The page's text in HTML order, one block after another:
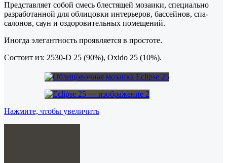
Представляет собой смесь блестящей мозаики, специально
разработанной для облицовки интерьеров, бассейнов, спа-
салонов, саун и оздоровительных помещений.
Иногда элегантность проявляется в простоте.
Состоит из: 2530-D 25 (90%), Oxido 25 (10%).
Нажмите, чтобы увеличить